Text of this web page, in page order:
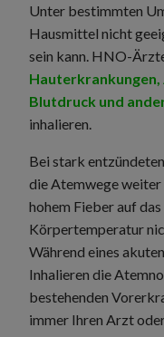
Unter bestimmten
Hausmittel nicht
sein kann. HNO-
Hauterkrankungen,
Blutdruck und
inhalieren.
Bei stark
die Atemwege weiter
hohem Fieber auf
Körpertemperatur
Während eines
Inhalieren die
bestehenden
immer Ihren Arzt